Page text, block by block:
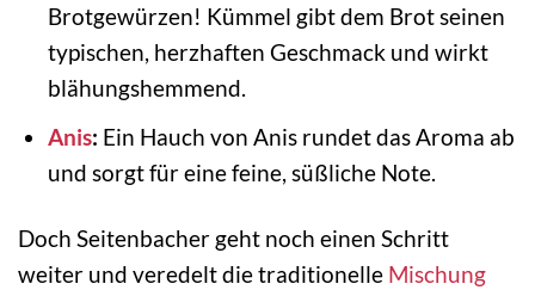
Brotgewürzen! Kümmel gibt dem Brot seinen
typischen, herzhaften Geschmack und wirkt
blähungshemmend.
Anis: Ein Hauch von Anis rundet das Aroma ab
und sorgt für eine feine, süßliche Note.
Doch Seitenbacher geht noch einen Schritt
weiter und veredelt die traditionelle Mischung